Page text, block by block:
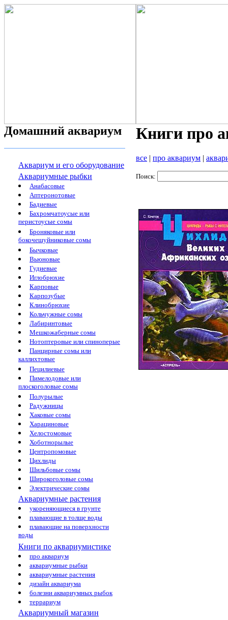
Домашний аквариум
Аквариум и его оборудование
Аквариумные рыбки
Анабасовые
Аптеронотовые
Бадиевые
Бахромчатоусые или
перистоусые сомы
Броняковые или
бокочешуйниковые сомы
Бычковые
Вьюновые
Гудиевые
Иглобрюхие
Карповые
Карпозубые
Клинобрюхие
Кольчужные сомы
Лабиринтовые
Мешкожаберные сомы
Нотоптеровые или спиноперые
Панцирные сомы или
каллихтовые
Пецилиевые
Пимелодовые или
плоскоголовые сомы
Полурылые
Радужницы
Хаковые сомы
Харациновые
Хелостомовые
Хоботнорылые
Центропомовые
Цихлиды
Шильбовые сомы
Широкоголовые сомы
Электрические сомы
Аквариумные растения
укореняющиеся в грунте
плавающие в толще воды
плавающие на поверхности
воды
Книги по аквариумистике
про аквариум
аквариумные рыбки
аквариумные растения
дизайн аквариума
болезни аквариумных рыбок
террариум
Аквариумный магазин
Книги про
все | про аквариум |
Поиск: